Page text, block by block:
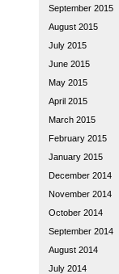
September 2015
August 2015
July 2015
June 2015
May 2015
April 2015
March 2015
February 2015
January 2015
December 2014
November 2014
October 2014
September 2014
August 2014
July 2014